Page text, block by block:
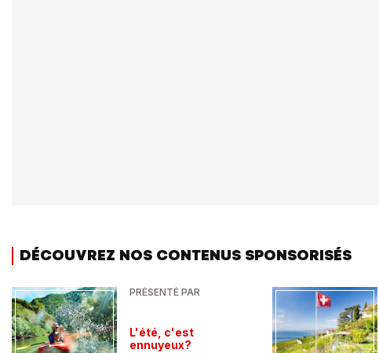
DÉCOUVREZ NOS CONTENUS SPONSORISÉS
PRÉSENTÉ PAR
L'été, c'est
ennuyeux?